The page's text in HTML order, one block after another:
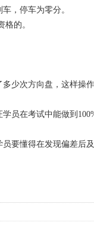
，停车为零分。
的。
少次方向盘，这样操作
员在考试中能做到
要懂得在发现偏差后